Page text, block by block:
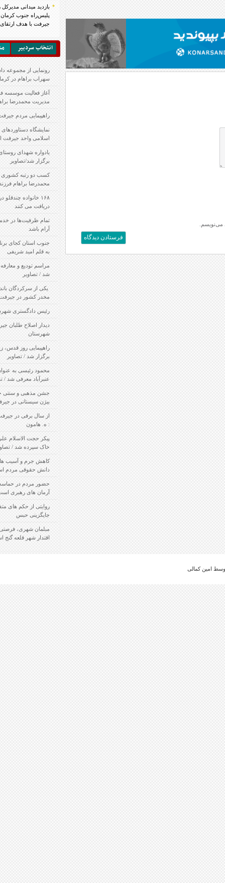
بازدید میدانی مدیرکل راهداری و فرمانده قرارگاه
پلیس‌راه جنوب کرمان از محورهای مواصلاتی
جیرفت با هدف ارتقای ایمنی راه‌ها
انتخاب سردبير
رونمایی از مجموعه داستان “خاطرخواه” اثر
آغاز فعالیت موسسه فرهنگی و هنری تمدن جاوید با
نمایشگاه دستاوردهای پژوهشی دانشگاه آزاد
اسلامی واحد جیرفت افتتاح شد/تصاویر
یادواره شهدای روستای رومرز بخش مرکزی جیرفت
کسب دو رتبه کشوری در شعر نو و عکس توسط
۱۶۸ خانواده چندقلو در جیرفت از بهزیستی خدمات
تمام ظرفیت‌ها در خدمت ایجاد انتخاباتی پرشور و
جنوب استان کجای برنامه های توسعه قرار دارد؟!/
مراسم تودیع و معارفه فرماندار رودبار جنوب برگزار
‍ یکی از سرکردگان باندهای عمده قاچاق مسلح مواد
رئیس دادگستری شهرستان جیرفت معرفی شد
دیدار اصلاح طلبان جیرفت با امام جمعه این
راهپیمایی روز قدس، زیر آفتاب سوزان جیرفت
محمود رئیسی به عنوان سرپرست فرمانداری
جشن مذهبی و سنتی ختنه سوران توسط خانواده
بیژن سیستانی در جیرفت برگزار شد / تصاویر
از سال برفی در جیرفت تا جشنواره برف / نویسنده
پیکر حجت الاسلام علی زادسر جیرفتی تشییع و به
کاهش جرم و آسیب های اجتماعی در گرو افزایش
حضور مردم در حماسه نهم دی حمایت از انقلاب و
روایتی از حکم های متفاوت قاضی کرمانی در
مبلمان شهری، فرصتی بزرگ برای تحول سازی و